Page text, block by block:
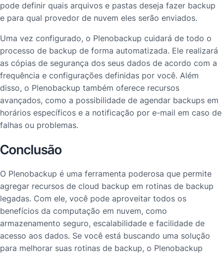
pode definir quais arquivos e pastas deseja fazer backup
e para qual provedor de nuvem eles serão enviados.
Uma vez configurado, o Plenobackup cuidará de todo o
processo de backup de forma automatizada. Ele realizará
as cópias de segurança dos seus dados de acordo com a
frequência e configurações definidas por você. Além
disso, o Plenobackup também oferece recursos
avançados, como a possibilidade de agendar backups em
horários específicos e a notificação por e-mail em caso de
falhas ou problemas.
Conclusão
O Plenobackup é uma ferramenta poderosa que permite
agregar recursos de cloud backup em rotinas de backup
legadas. Com ele, você pode aproveitar todos os
benefícios da computação em nuvem, como
armazenamento seguro, escalabilidade e facilidade de
acesso aos dados. Se você está buscando uma solução
para melhorar suas rotinas de backup, o Plenobackup